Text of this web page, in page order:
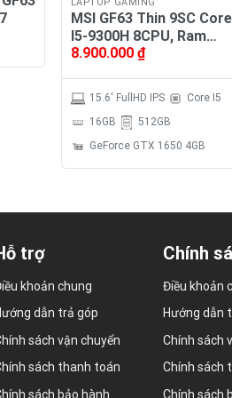
LAPTOP GAMING
MSI GF63 Thin 9SC Core
I5-9300H 8CPU, Ram
16GB, SSD NVMe 512GB,
Max-Q 4GB, MH 15.6″
FullHD
8.900.000 ₫
15.6' FullHD IPS
Core I5
16GB
512GB
GeForce GTX 1650 4GB
trợ
khoản chung
dẫn trả góp
sách vận chuyển
sách thanh toán
sách bảo hành
Chính
Điều khoản
Hướng dẫn
Chính sách
Chính sách
Chính sách